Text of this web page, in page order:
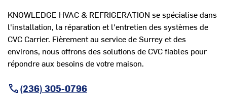
KNOWLEDGE HVAC & REFRIGERATION se spécialise dans
l'installation, la réparation et l'entretien des systèmes de
CVC Carrier. Fièrement au service de Surrey et des
environs, nous offrons des solutions de CVC fiables pour
répondre aux besoins de votre maison.
(236) 305-0796